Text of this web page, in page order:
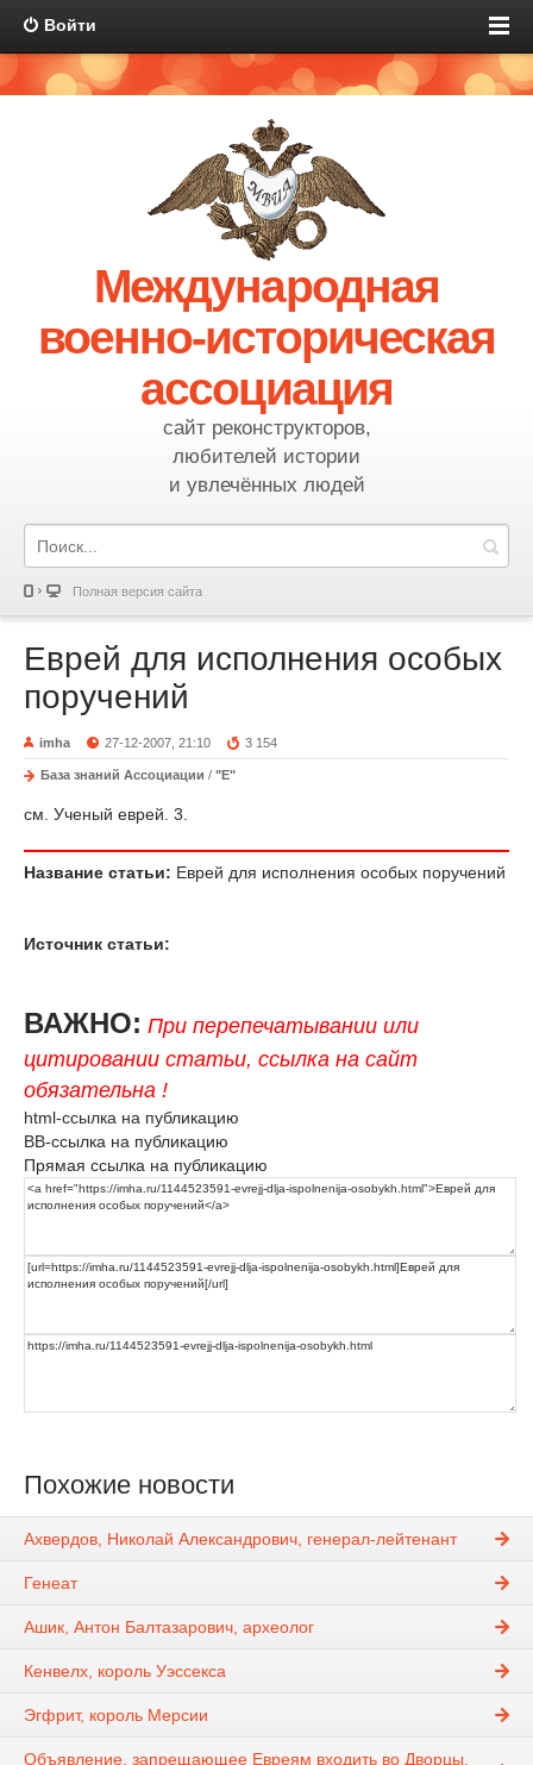
Войти
Международная
военно-историческая
ассоциация
сайт реконструкторов,
любителей истории
и увлечённых людей
Полная версия сайта
Еврей для исполнения особых
поручений
imha 27-12-2007, 21:10 3 154
База знаний Ассоциации / "Е"
см. Ученый еврей. 3.
Название статьи: Еврей для исполнения особых поручений
Источник статьи:
ВАЖНО: При перепечатывании или
цитировании статьи, ссылка на сайт
обязательна !
html-ссылка на публикацию
BB-ссылка на публикацию
Прямая ссылка на публикацию
Похожие новости
Ахвердов, Николай Александрович, генерал-лейтенант
Генеат
Ашик, Антон Балтазарович, археолог
Кенвелх, король Уэссекса
Эгфрит, король Мерсии
Объявление, запрещающее Евреям входить во Дворцы,